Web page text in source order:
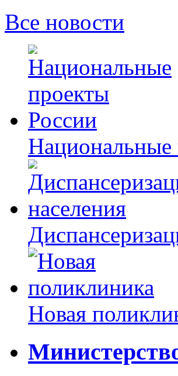
Все новости
Национальные
Новая